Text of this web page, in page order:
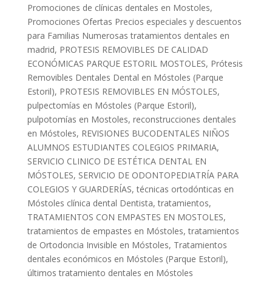
Promociones de clínicas dentales en Mostoles,
Promociones Ofertas Precios especiales y descuentos
para Familias Numerosas tratamientos dentales en
madrid, PROTESIS REMOVIBLES DE CALIDAD
ECONÓMICAS PARQUE ESTORIL MOSTOLES, Prótesis
Removibles Dentales Dental en Móstoles (Parque
Estoril), PROTESIS REMOVIBLES EN MÓSTOLES,
pulpectomías en Móstoles (Parque Estoril),
pulpotomías en Mostoles, reconstrucciones dentales
en Móstoles, REVISIONES BUCODENTALES NIÑOS
ALUMNOS ESTUDIANTES COLEGIOS PRIMARIA,
SERVICIO CLINICO DE ESTÉTICA DENTAL EN
MÓSTOLES, SERVICIO DE ODONTOPEDIATRÍA PARA
COLEGIOS Y GUARDERÍAS,técnicas ortodónticas en
Móstoles clínica dental Dentista,tratamientos,
TRATAMIENTOS CON EMPASTES EN MOSTOLES,
tratamientos de empastes en Móstoles,tratamientos
de Ortodoncia Invisible en Móstoles, Tratamientos
dentales económicos en Móstoles (Parque Estoril),
últimos tratamiento dentales en Móstoles